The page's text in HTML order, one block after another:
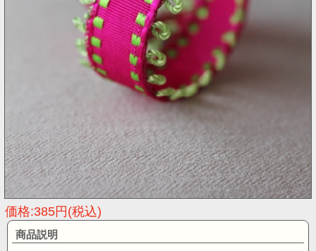
価格:385円(税込)
商品説明